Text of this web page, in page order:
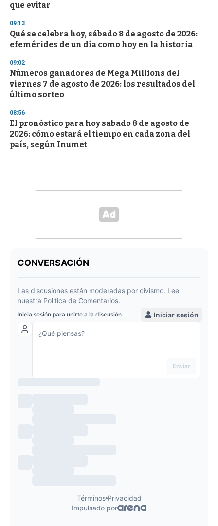
que evitar
09:13
Qué se celebra hoy, sábado 8 de agosto de 2026:
efemérides de un día como hoy en la historia
09:02
Números ganadores de Mega Millions del
viernes 7 de agosto de 2026: los resultados del
último sorteo
08:56
El pronóstico para hoy sabado 8 de agosto de
2026: cómo estará el tiempo en cada zona del
país, según Inumet